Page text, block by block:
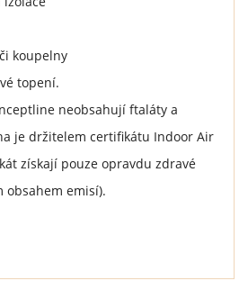
koupelny
topení.
neobsahují ftaláty a
je držitelem certifikátu Indoor Air
získají pouze opravdu zdravé
obsahem emisí).